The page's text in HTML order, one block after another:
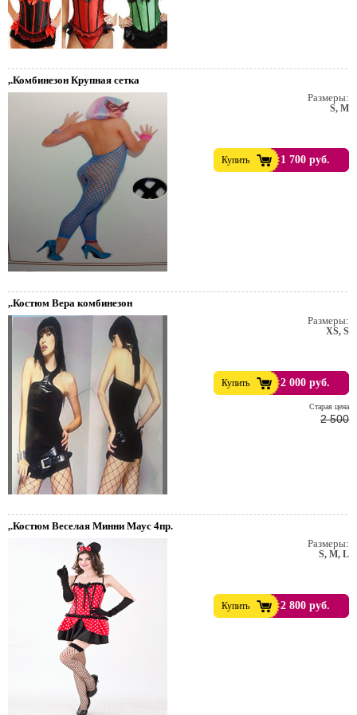
,.Комбинезон Крупная сетка
Размеры:
S, M
Купить 1 700 руб.
,.Костюм Вера комбинезон
Размеры:
XS, S
Купить 2 000 руб.
Cтарая цена
2 500
,.Костюм Веселая Минни Маус 4пр.
Размеры:
S, M, L
Купить 2 800 руб.